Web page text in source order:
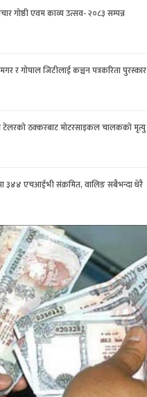
गोष्ठी एवम काव्य उत्सव- २०८३ सम्पन्न
र गोपाल जिटीलाई कञ्चन पत्रकरिता पुरस्कार
टेलरको ठक्करबाट मोटरसाइकल चालकको मृत्यु
३४४ एचआईभी संक्रमित, वालिङ सबैभन्दा धेरै